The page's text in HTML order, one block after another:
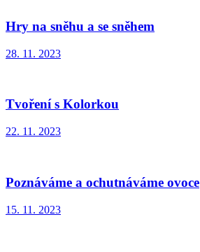
Hry na sněhu a se sněhem
28. 11. 2023
Tvoření s Kolorkou
22. 11. 2023
Poznáváme a ochutnáváme ovoce
15. 11. 2023